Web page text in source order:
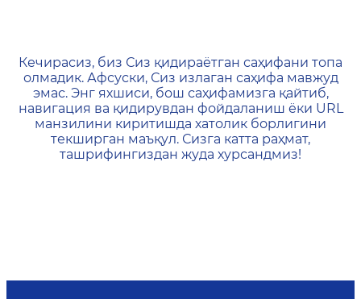
404 — Страница не
Кечирасиз, биз Сиз қидираётган саҳифани топа
олмадик. Афсуски, Сиз излаган саҳифа мавжуд
эмас. Энг яхшиси, бош саҳифамизга қайтиб,
навигация ва қидирувдан фойдаланиш ёки URL
манзилини киритишда хатолик борлигини
текширган маъқул. Сизга катта раҳмат,
ташрифингиздан жуда хурсандмиз!